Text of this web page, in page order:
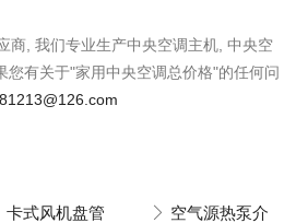
商, 我们专业生产中央空调主机, 中央空
您有关于"家用中央空调总价格"的任何问
卡式风机盘管
空气源热泵介